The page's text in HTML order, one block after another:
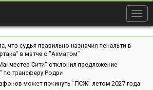
что судья правильно назначил пенальти в
в матче с "Ахматом"
Сити" отклонил предложение
по трансферу Родри
может покинуть "ПСЖ" летом 2027 года